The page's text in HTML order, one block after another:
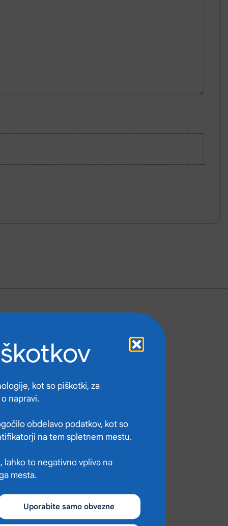
kot so piškotki, za
napravi.
obdelavo podatkov, kot so
na tem spletnem mestu.
lahko to negativno vpliva na
mesta.
Uporabite samo obvezne